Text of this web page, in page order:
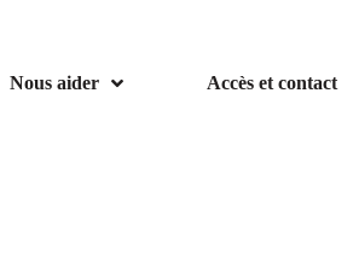
Nous aider Accès et contact